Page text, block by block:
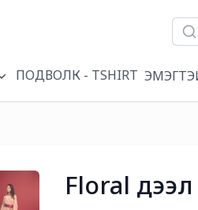
ПОДВОЛК - TSHIRT
Floral дээл